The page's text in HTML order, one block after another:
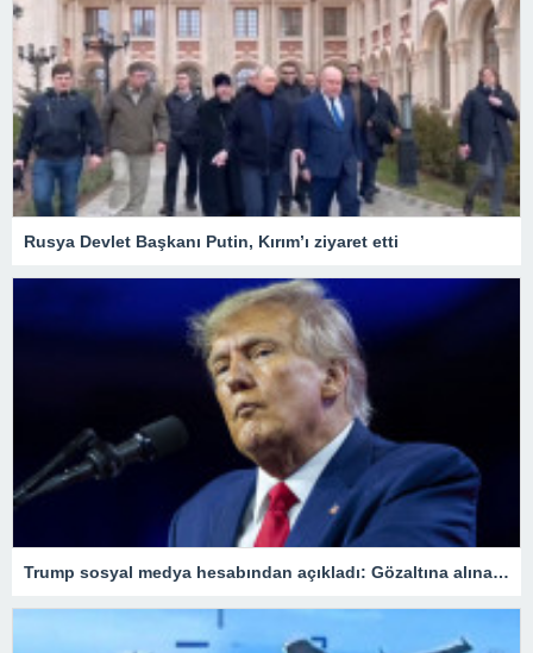
Rusya Devlet Başkanı Putin, Kırım’ı ziyaret etti
Trump sosyal medya hesabından açıkladı: Gözaltına alınacağım